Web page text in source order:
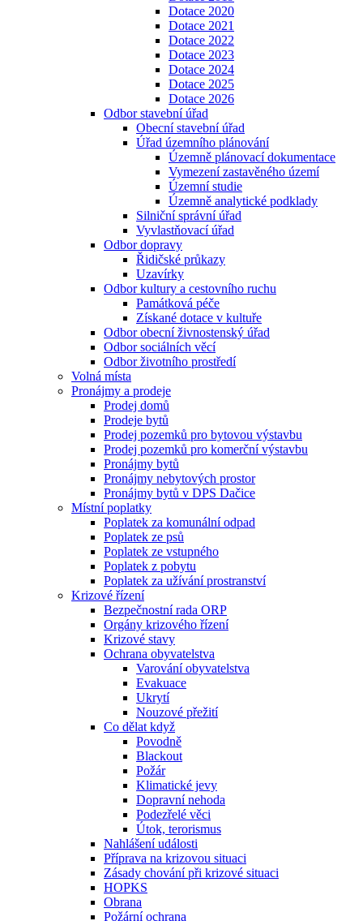
Dotace 2020
Dotace 2021
Dotace 2022
Dotace 2023
Dotace 2024
Dotace 2025
Dotace 2026
Odbor stavební úřad
Obecní stavební úřad
Úřad územního plánování
Územně plánovací dokumentace
Vymezení zastavěného území
Územní studie
Územně analytické podklady
Silniční správní úřad
Vyvlastňovací úřad
Odbor dopravy
Řidičské průkazy
Uzavírky
Odbor kultury a cestovního ruchu
Památková péče
Získané dotace v kultuře
Odbor obecní živnostenský úřad
Odbor sociálních věcí
Odbor životního prostředí
Volná místa
Pronájmy a prodeje
Prodej domů
Prodeje bytů
Prodej pozemků pro bytovou výstavbu
Prodej pozemků pro komerční výstavbu
Pronájmy bytů
Pronájmy nebytových prostor
Pronájmy bytů v DPS Dačice
Místní poplatky
Poplatek za komunální odpad
Poplatek ze psů
Poplatek ze vstupného
Poplatek z pobytu
Poplatek za užívání prostranství
Krizové řízení
Bezpečnostní rada ORP
Orgány krizového řízení
Krizové stavy
Ochrana obyvatelstva
Varování obyvatelstva
Evakuace
Ukrytí
Nouzové přežití
Co dělat když
Povodně
Blackout
Požár
Klimatické jevy
Dopravní nehoda
Podezřelé věci
Útok, terorismus
Nahlášení události
Příprava na krizovou situaci
Zásady chování při krizové situaci
HOPKS
Obrana
Požární ochrana